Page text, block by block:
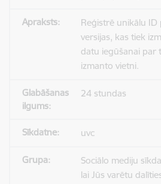
Reģistrē unikālu ID
versijas, kas tiek
datu iegūšanai par
izmanto vietni.
24 stundas
uvc
Sociālo mediju
lai Jūs varētu